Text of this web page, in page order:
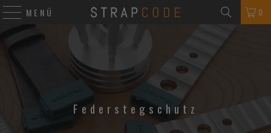
MENÜ 0
Federstegschutz